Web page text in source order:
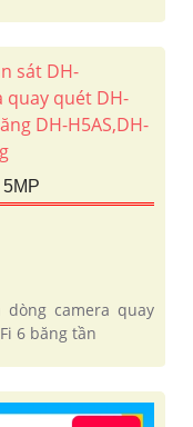
dòng camera quay
6 băng tần